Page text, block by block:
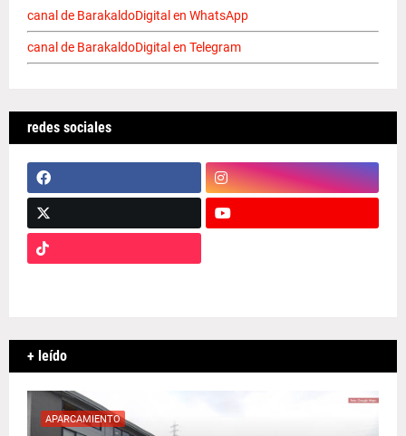
canal de BarakaldoDigital en WhatsApp
canal de BarakaldoDigital en Telegram
redes sociales
+ leído
APARCAMIENTO